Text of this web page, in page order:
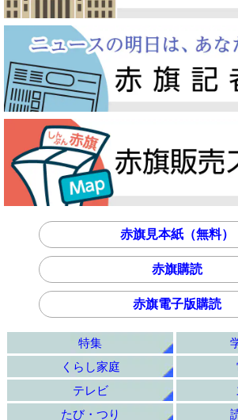
赤旗見本紙（無料）
赤旗購読
赤旗電子版購読
特集
くらし家庭
テレビ
たび・つり